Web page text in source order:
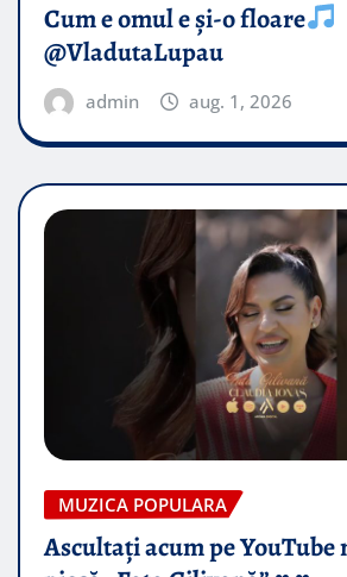
Cum e omul e și-o floare
@VladutaLupau
admin aug. 1, 2026
MUZICA POPULARA
Ascultați acum pe YouTube